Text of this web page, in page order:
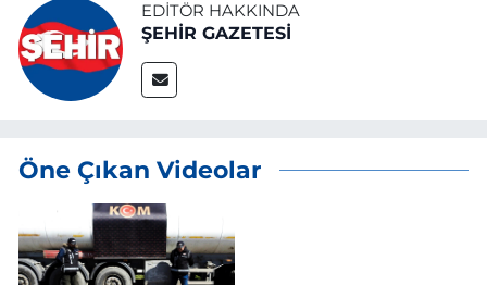
EDITÖR HAKKINDA
ŞEHİR GAZETESİ
Öne Çıkan Videolar